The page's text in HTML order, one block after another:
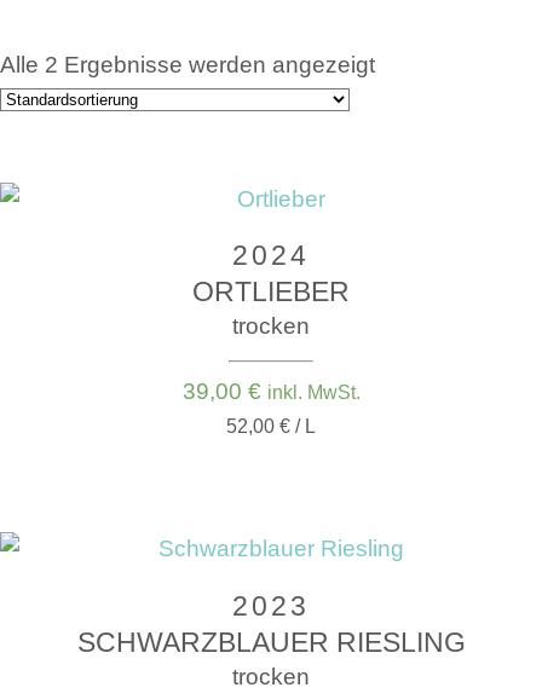
Alle 2 Ergebnisse werden angezeigt
2024
ORTLIEBER
trocken
39,00 € inkl. MwSt.
52,00 € / L
2023
SCHWARZBLAUER RIESLING
trocken